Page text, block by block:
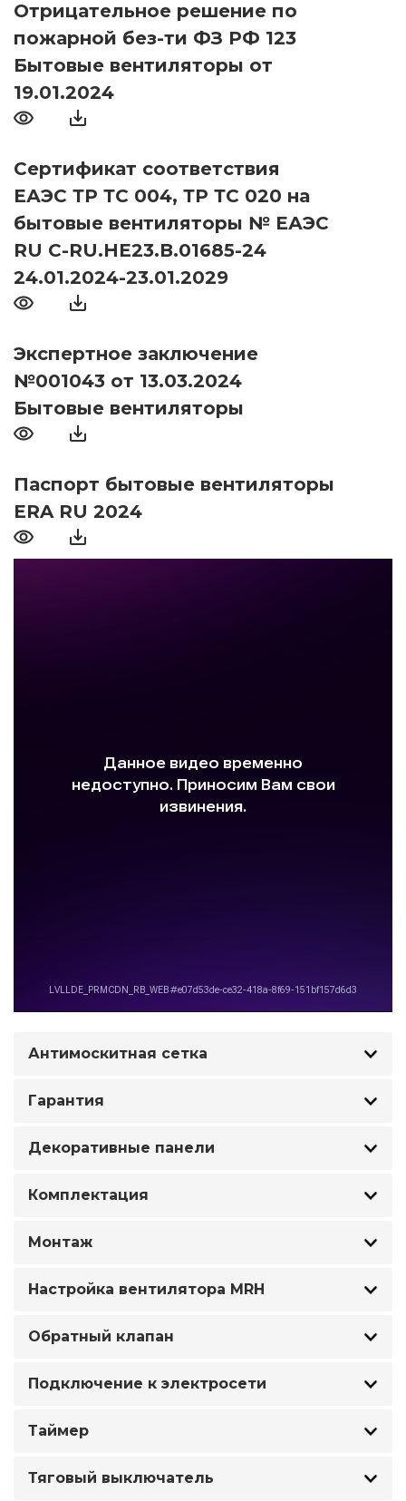
Отрицательное решение по
пожарной без-ти ФЗ РФ 123
Бытовые вентиляторы от
19.01.2024
Сертификат соответствия
ЕАЭС ТР ТС 004, ТР ТС 020 на
бытовые вентиляторы № ЕАЭС
RU С-RU.НЕ23.В.01685-24
24.01.2024-23.01.2029
Экспертное заключение
№001043 от 13.03.2024
Бытовые вентиляторы
Паспорт бытовые вентиляторы
ERA RU 2024
Антимоскитная сетка
Гарантия
Декоративные панели
Комплектация
Монтаж
Настройка вентилятора MRH
Обратный клапан
Подключение к электросети
Таймер
Тяговый выключатель